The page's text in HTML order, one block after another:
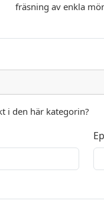
fräsning av enkla
i den här kategorin?